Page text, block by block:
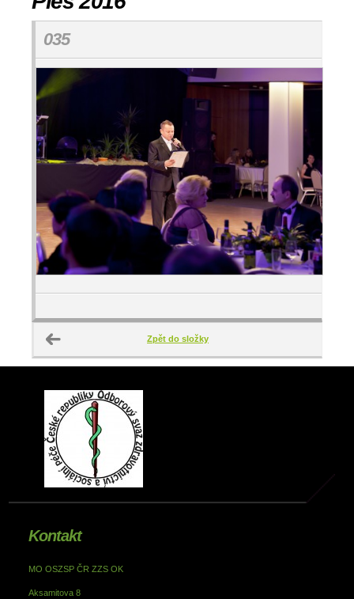
035
Zpět do složky
Kontakt
MO OSZSP ČR ZZS OK
Aksamitova 8